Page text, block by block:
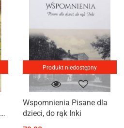
Produkt niedostępny
Wspomnienia Pisane dla
dzieci, do rąk Inki